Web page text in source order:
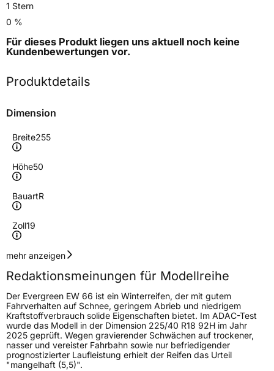
1 Stern
0 %
Für dieses Produkt liegen uns aktuell noch keine
Kundenbewertungen vor.
Produktdetails
Dimension
Breite255
Höhe50
BauartR
Zoll19
Geschwindigkeitsindex
Höchstgeschwindigkeit
210 km/h
Lastindex107
Höchstlast975 kg
Generelle Merkmale
mehr anzeigen
Redaktionsmeinungen für Modellreihe
Der Evergreen EW 66 ist ein Winterreifen, der mit gutem
Fahrverhalten auf Schnee, geringem Abrieb und niedrigem
Kraftstoffverbrauch solide Eigenschaften bietet. Im ADAC-Test
wurde das Modell in der Dimension 225/40 R18 92H im Jahr
2025 geprüft. Wegen gravierender Schwächen auf trockener,
nasser und vereister Fahrbahn sowie nur befriedigender
prognostizierter Laufleistung erhielt der Reifen das Urteil
"mangelhaft (5,5)".